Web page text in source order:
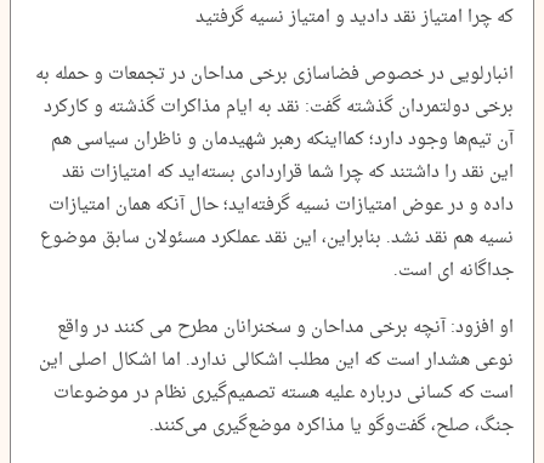
که چرا امتیاز نقد دادید و امتیاز نسیه گرفتید
انبارلویی در خصوص فضاسازی برخی مداحان در تجمعات و حمله به
برخی دولتمردان گذشته گفت: نقد به ایام مذاکرات گذشته و کارکرد
آن تیم‌ها وجود دارد؛ کمااینکه رهبر شهیدمان و ناظران سیاسی هم
این نقد را داشتند که چرا شما قراردادی بسته‌اید که امتیازات نقد
داده و در عوض امتیازات نسیه گرفته‌اید؛ حال آنکه همان امتیازات
نسیه هم نقد نشد. بنابراین، این نقد عملکرد مسئولان سابق موضوع
جداگانه ای است.
او افزود: آنچه برخی مداحان و سخنرانان مطرح می کنند در واقع
نوعی هشدار است که این مطلب اشکالی ندارد. اما اشکال اصلی این
است که کسانی درباره علیه هسته تصمیم‌گیری نظام در موضوعات
جنگ، صلح، گفت‌وگو یا مذاکره موضع‌گیری می‌کنند.